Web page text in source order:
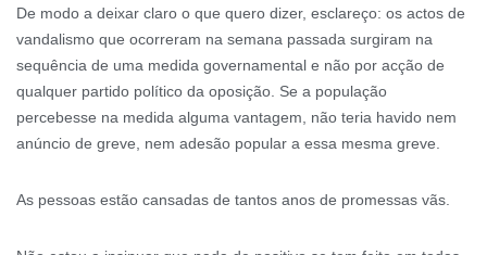
De modo a deixar claro o que quero dizer, esclareço: os actos de
vandalismo que ocorreram na semana passada surgiram na
sequência de uma medida governamental e não por acção de
qualquer partido político da oposição. Se a população
percebesse na medida alguma vantagem, não teria havido nem
anúncio de greve, nem adesão popular a essa mesma greve.
As pessoas estão cansadas de tantos anos de promessas vãs.